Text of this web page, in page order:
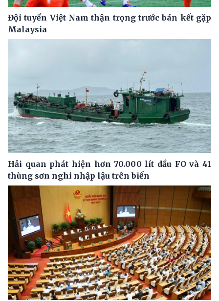
Đội tuyển Việt Nam thận trọng trước bán kết gặp
Malaysia
Hải quan phát hiện hơn 70.000 lít dầu FO và 41
thùng sơn nghi nhập lậu trên biển